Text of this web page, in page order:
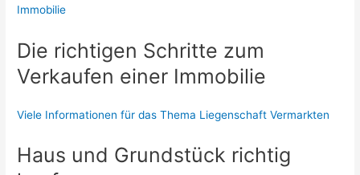
Immobilie
Die richtigen Schritte zum
Verkaufen einer Immobilie
Viele Informationen für das Thema Liegenschaft Vermarkten
Haus und Grundstück richtig